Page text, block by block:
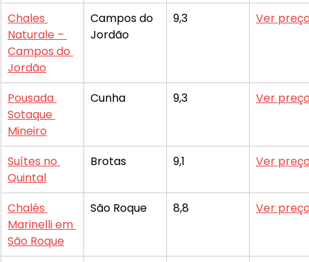
Chales
Naturale –
Campos do
Jordão
Campos do
Jordão
9,3 Ver
Pousada
Sotaque
Mineiro
Cunha 9,3 Ver
Suítes no
Quintal
Brotas 9,1 Ver
Chalés
Marinelli em
São Roque
São Roque 8,8 Ver